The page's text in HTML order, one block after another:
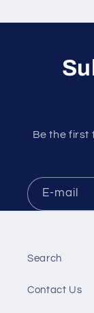
Be the first
E-mail
Search
Contact Us